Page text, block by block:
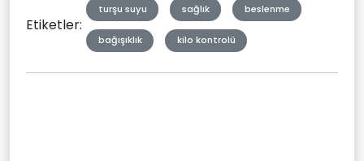
Etiketler:
turşu suyu sağlık beslenme
bağışıklık kilo kontrolü